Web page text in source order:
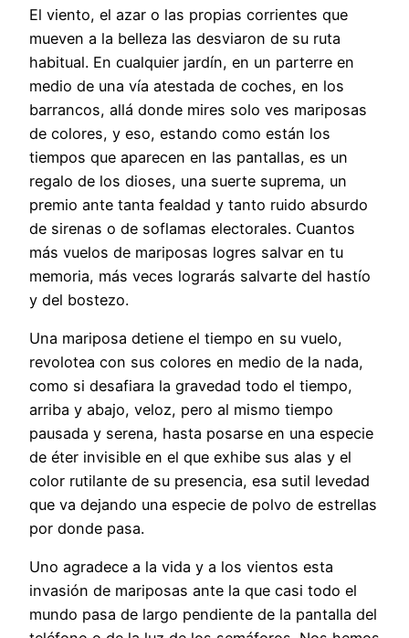
El viento, el azar o las propias corrientes que
mueven a la belleza las desviaron de su ruta
habitual. En cualquier jardín, en un parterre en
medio de una vía atestada de coches, en los
barrancos, allá donde mires solo ves mariposas
de colores, y eso, estando como están los
tiempos que aparecen en las pantallas, es un
regalo de los dioses, una suerte suprema, un
premio ante tanta fealdad y tanto ruido absurdo
de sirenas o de soflamas electorales. Cuantos
más vuelos de mariposas logres salvar en tu
memoria, más veces lograrás salvarte del hastío
y del bostezo.
Una mariposa detiene el tiempo en su vuelo,
revolotea con sus colores en medio de la nada,
como si desafiara la gravedad todo el tiempo,
arriba y abajo, veloz, pero al mismo tiempo
pausada y serena, hasta posarse en una especie
de éter invisible en el que exhibe sus alas y el
color rutilante de su presencia, esa sutil levedad
que va dejando una especie de polvo de estrellas
por donde pasa.
Uno agradece a la vida y a los vientos esta
invasión de mariposas ante la que casi todo el
mundo pasa de largo pendiente de la pantalla del